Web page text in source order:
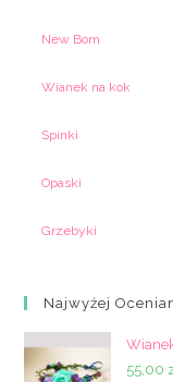
New Born
Wianek na kok
Spinki
Opaski
Grzebyki
Najwyżej
55,00